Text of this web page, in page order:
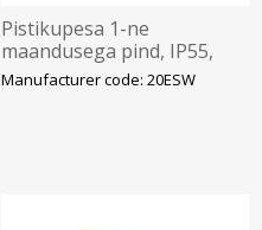
Pistikupesa 1-ne
maandusega pind, IP55,
vedruklemm, valge, Kosti
Manufacturer code: 20ESW